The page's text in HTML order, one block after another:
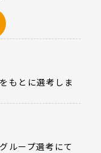
もとに選考しま
ループ選考にて